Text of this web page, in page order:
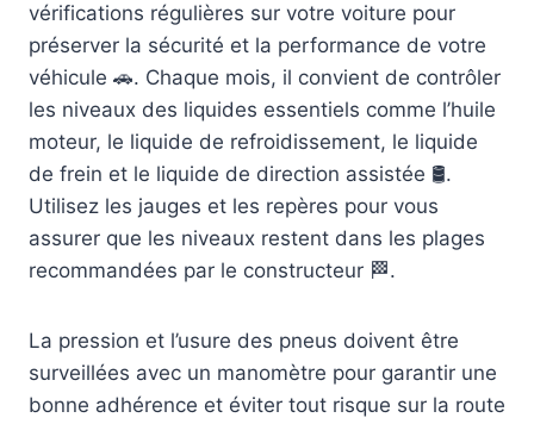
vérifications régulières sur votre voiture pour
préserver la sécurité et la performance de votre
véhicule 🚗. Chaque mois, il convient de contrôler
les niveaux des liquides essentiels comme l’huile
moteur, le liquide de refroidissement, le liquide
de frein et le liquide de direction assistée 🛢️.
Utilisez les jauges et les repères pour vous
assurer que les niveaux restent dans les plages
recommandées par le constructeur 🏁.
La pression et l’usure des pneus doivent être
surveillées avec un manomètre pour garantir une
bonne adhérence et éviter tout risque sur la route